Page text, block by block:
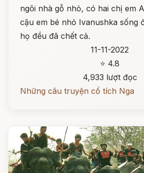
ngôi nhà gỗ nhỏ, có hai chị em
cậu em bé nhỏ Ivanushka sống
họ đều đã chết cả.
11-11-2022
⭐ 4.8
4,933 lượt đọc
Những câu truyện cổ tích Nga